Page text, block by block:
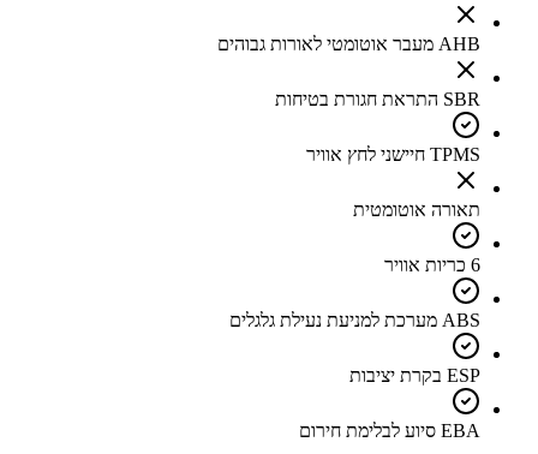
AHB מעבר אוטומטי לאורות גבוהים
SBR התראת חגורת בטיחות
TPMS חיישני לחץ אוויר
תאורה אוטומטית
6 כריות אוויר
ABS מערכת למניעת נעילת גלגלים
ESP בקרת יציבות
EBA סיוע לבלימת חירום